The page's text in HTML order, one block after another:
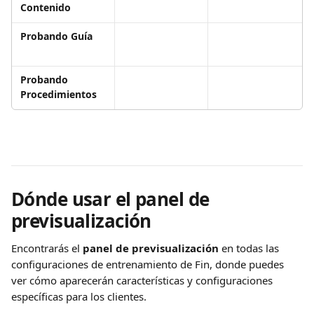
Contenido
Probando Guía
Probando
Procedimientos
Dónde usar el panel de
previsualización
Encontrarás el panel de previsualización en todas las
configuraciones de entrenamiento de Fin, donde puedes
ver cómo aparecerán características y configuraciones
específicas para los clientes.